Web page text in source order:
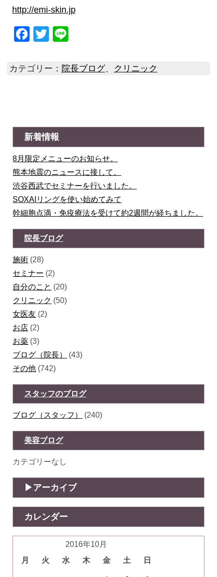
http://emi-skin.jp
Facebook
Twitter
Line
カテゴリー： 院長ブログ、 クリニック
新着情報
8月限定メニューのお知らせ。
熊本地震のニュースに接して。
渋谷西武でセミナーを行いました。
SOXAIリングを使い始めてみて
幹細胞点滴・免疫療法を受けて約2週間が経ちました。
院長ブログ
施術 (28)
セミナー (2)
自分のこと (20)
クリニック (50)
女医友 (2)
お店 (2)
お薬 (3)
ブログ（院長）
(43)
その他 (742)
スタッフのブログ
ブログ（スタッフ） (240)
美容ブログ
カテゴリーなし
アーカイブ
カレンダー
2016年10月
月
火 水 木 金 土 日